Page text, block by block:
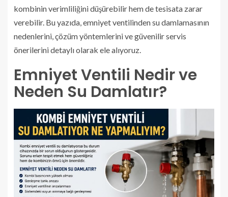
kombinin verimliliğini düşürebilir hem de tesisata zarar
verebilir. Bu yazıda, emniyet ventilinden su damlamasının
nedenlerini, çözüm yöntemlerini ve güvenilir servis
önerilerini detaylı olarak ele alıyoruz.
Emniyet Ventili Nedir ve
Neden Su Damlatır?